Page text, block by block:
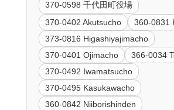
370-0598 千代田町役場
370-0402 Akutsucho
360-0831
373-0816 Higashiyajimacho
370-0401 Ojimacho
366-0034
370-0492 Iwamatsucho
370-0495 Kasukawacho
360-0842 Niiborishinden